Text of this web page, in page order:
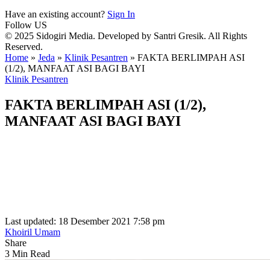
Have an existing account? Sign In
Follow US
© 2025 Sidogiri Media. Developed by Santri Gresik. All Rights
Reserved.
Home » Jeda » Klinik Pesantren » FAKTA BERLIMPAH ASI
(1/2), MANFAAT ASI BAGI BAYI
Klinik Pesantren
FAKTA BERLIMPAH ASI (1/2),
MANFAAT ASI BAGI BAYI
Last updated: 18 Desember 2021 7:58 pm
Khoiril Umam
Share
3 Min Read